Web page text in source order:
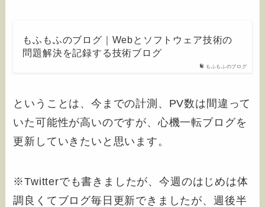
もふもふのブログ
もふもふのブログ｜Webとソフトウェア技術の
問題解決を記録する技術ブログ
ということは、今までの計測、PV数は間違って
いた可能性が高いのですが、心機一転ブログを
更新していきたいと思います。
※Twitterでも書きましたが、今週のはじめは体
調良くてブログ毎日更新できましたが、週後半